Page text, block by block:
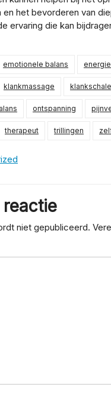
het bevorderen van
ervaring die kan
emotionele balans
klankmassage
ontspanning
therapeut trillingen
niet gepubliceerd.